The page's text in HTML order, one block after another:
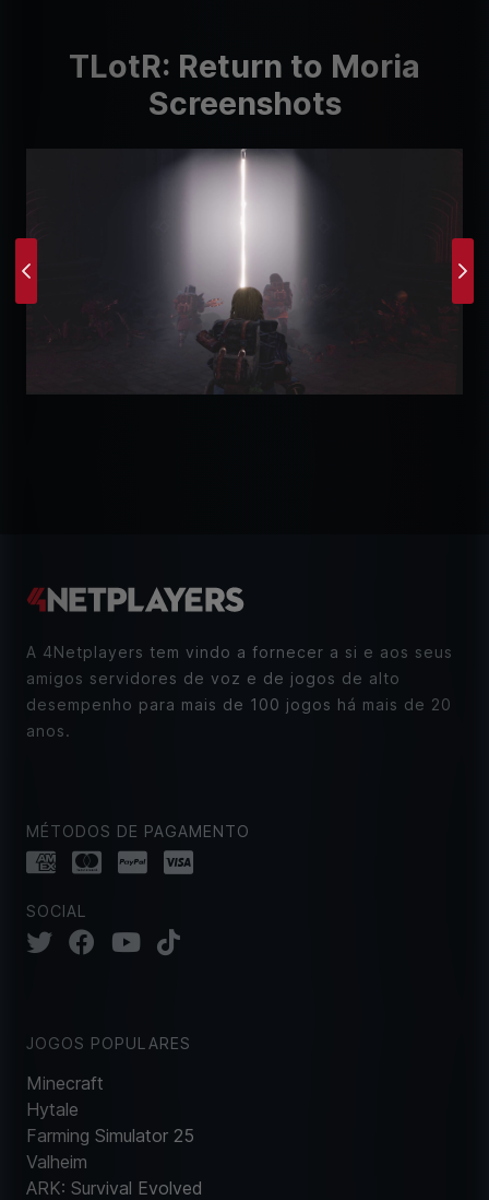
TLotR: Return to Moria
Screenshots
Previous
A 4Netplayers tem vindo a fornecer a si e aos seus
amigos servidores de voz e de jogos de alto
desempenho para mais de 100 jogos há mais de 20
anos.
MÉTODOS DE PAGAMENTO
SOCIAL
JOGOS POPULARES
Minecraft
Hytale
Farming Simulator 25
Valheim
ARK: Survival Evolved